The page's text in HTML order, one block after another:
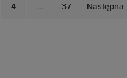
4 ... 37 Następna